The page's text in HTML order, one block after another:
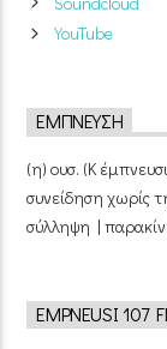
YouTube
ΈΜΠΝΕΥΣΗ
(η) ουσ. (Κ
συνείδηση χωρίς
σύλληψη |
EMPNEUSI 107